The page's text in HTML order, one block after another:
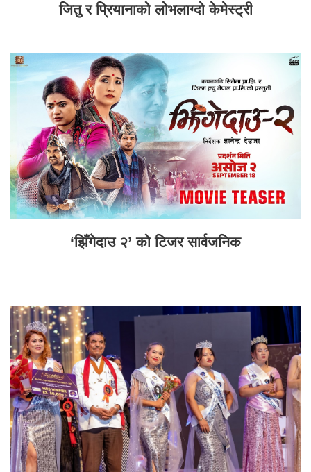
जितु र प्रियानाको लोभलाग्दो केमेस्ट्री
‘झिँगेदाउ २’ को टिजर सार्वजनिक